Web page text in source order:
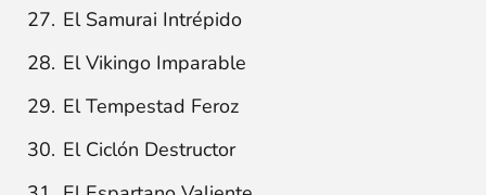
El Samurai Intrépido
El Vikingo Imparable
El Tempestad Feroz
El Ciclón Destructor